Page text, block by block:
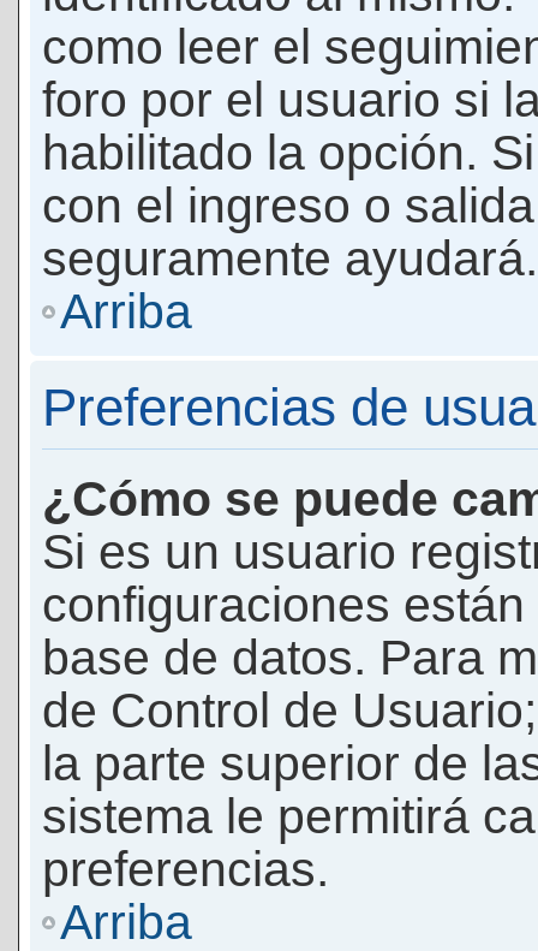
como leer el
foro por el usuario si
habilitado la opción.
con el ingreso o
seguramente ayudará.
Arriba
Preferencias de
¿Cómo se puede
Si es un usuario
configuraciones
base de datos. Para
de Control de
la parte superior de
sistema le permitirá
preferencias.
Arriba